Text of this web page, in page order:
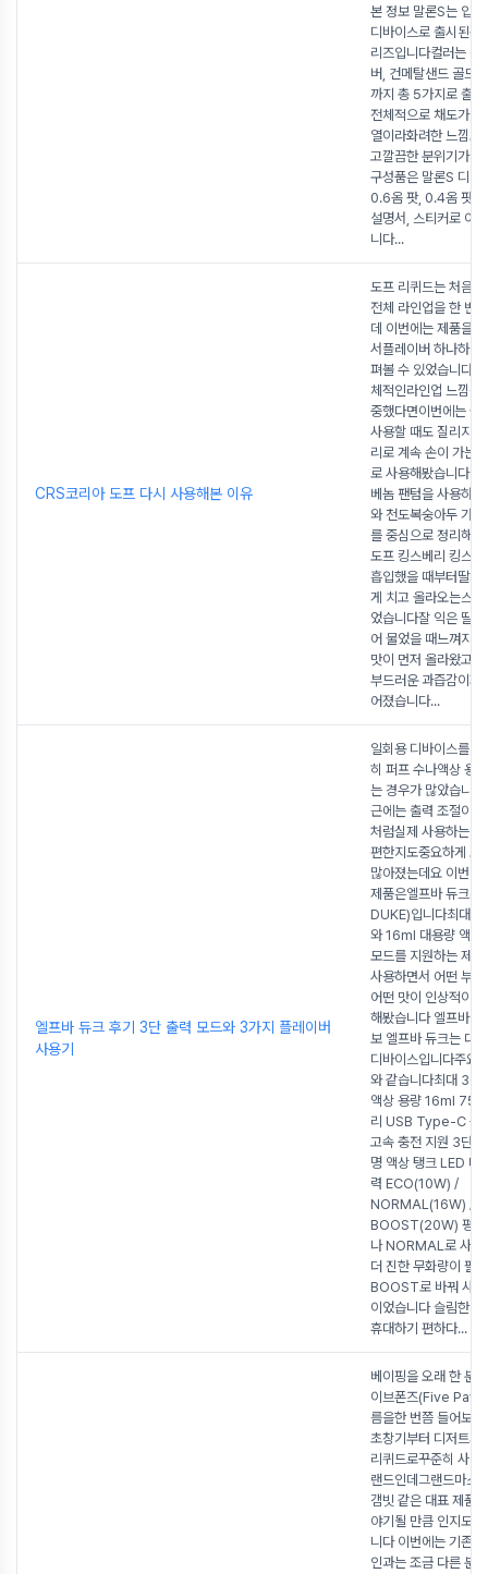
본 정보 말론S는 입
디바이스로 출시된신
리즈입니다컬러는 블
버, 건메탈샌드 골드,
까지 총 5가지로 출시
전체적으로 채도가
열이라화려한 느낌보
고깔끔한 분위기가
구성품은 말론S 디바
0.6옴 팟, 0.4옴 팟,
설명서, 스티커로 이
니다...
CRS코리아 도프 다시 사용해본 이유
도프 리퀴드는 처음
전체 라인업을 한 번
데 이번에는 제품을
서플레이버 하나하나
펴볼 수 있었습니다
체적인라인업 느낌을
중했다면이번에는 실
사용할 때도 질리지
리로 계속 손이 가는
로 사용해봤습니다
베놈 팬텀을 사용하
와 천도복숭아두 가
를 중심으로 정리해
도프 킹스베리 킹스
흡입했을 때부터딸기
게 치고 올라오는스
었습니다잘 익은 딸
어 물었을 때느껴지
맛이 먼저 올라왔고
부드러운 과즙감이자
어졌습니다...
엘프바 듀크 후기 3단 출력 모드와 3가지 플레이버
사용기
일회용 디바이스를
히 퍼프 수나액상 용
는 경우가 많았습니
근에는 출력 조절이
처럼실제 사용하는
편한지도중요하게 보
많아졌는데요 이번에
제품은엘프바 듀크
DUKE)입니다최대
와 16ml 대용량 액상
모드를 지원하는 제
사용하면서 어떤 부
어떤 맛이 인상적이
해봤습니다 엘프바
보 엘프바 듀크는 대
디바이스입니다주요
와 같습니다최대
액상 용량 16ml
리 USB Type-C 충
고속 충전 지원 3단
명 액상 탱크 LED 디
력 ECO(10W) /
NORMAL(16W) /
BOOST(20W) 평소
나 NORMAL로 사용
더 진한 무화량이 필
BOOST로 바꿔 사용
이었습니다 슬림한
휴대하기 편하다...
베이핑을 오래 한 분
이브폰즈(Five
름을한 번쯤 들어보
초창기부터 디저트와
리퀴드로꾸준히 사랑
랜드인데그랜드마스
갬빗 같은 대표 제품
야기될 만큼 인지도
니다 이번에는 기존
인과는 조금 다른 분